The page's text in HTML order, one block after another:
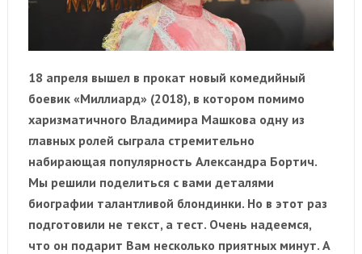
18 апреля вышел в прокат новый комедийный
боевик «Миллиард» (2018), в котором помимо
харизматичного Владимира Машкова одну из
главных ролей сыграла стремительно
набирающая популярность Александра Бортич.
Мы решили поделиться с вами деталями
биографии талантливой блондинки. Но в этот раз
подготовили не текст, а тест. Очень надеемся,
что он подарит Вам несколько приятных минут. А